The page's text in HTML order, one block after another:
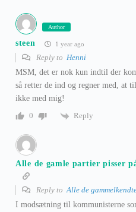
Author
steen 1 year ago
Reply to Henni
MSM, det er nok kun indtil der
så retter de ind og regner med, at
ikke med mig!
0
Reply
Alle de gamle partier pisser
Reply to Alle de
I modsætning til kommunisterne